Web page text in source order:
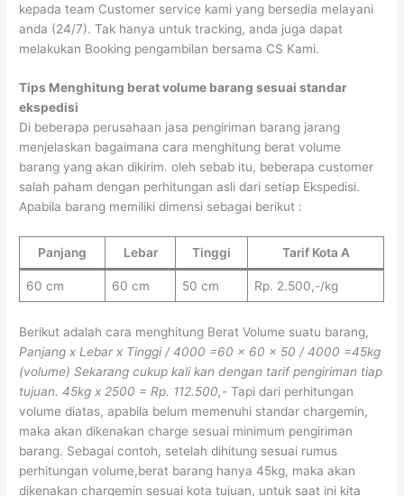
kepada team Customer service kami yang bersedia melayani
anda (24/7). Tak hanya untuk tracking, anda juga dapat
melakukan Booking pengambilan bersama CS Kami.
Tips Menghitung berat volume barang sesuai standar
ekspedisi
Di beberapa perusahaan jasa pengiriman barang jarang
menjelaskan bagaimana cara menghitung berat volume
barang yang akan dikirim. oleh sebab itu, beberapa customer
salah paham dengan perhitungan asli dari setiap Ekspedisi.
Apabila barang memiliki dimensi sebagai berikut :
Panjang Lebar Tinggi Tarif Kota A
60 cm 60 cm 50 cm Rp. 2.500,-/kg
Berikut adalah cara menghitung Berat Volume suatu barang,
Panjang x Lebar x Tinggi / 4000 =60 x 60 x 50 / 4000 =45kg
(volume) Sekarang cukup kali kan dengan tarif pengiriman tiap
tujuan. 45kg x 2500 = Rp. 112.500,- Tapi dari perhitungan
volume diatas, apabila belum memenuhi standar chargemin,
maka akan dikenakan charge sesuai minimum pengiriman
barang. Sebagai contoh, setelah dihitung sesuai rumus
perhitungan volume,berat barang hanya 45kg, maka akan
dikenakan chargemin sesuai kota tujuan, untuk saat ini kita